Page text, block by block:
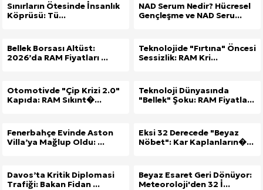
Sınırların Ötesinde İnsanlık
Köprüsü: Tü...
NAD Serum Nedir? Hücresel
Gençleşme ve NAD Seru...
Bellek Borsası Altüst:
2026’da RAM Fiyatları ...
Teknolojide "Fırtına" Öncesi
Sessizlik: RAM Kri...
Otomotivde "Çip Krizi 2.0"
Kapıda: RAM Sıkınt�...
Teknoloji Dünyasında
"Bellek" Şoku: RAM Fiyatla...
Fenerbahçe Evinde Aston
Villa’ya Mağlup Oldu: ...
Eksi 32 Derecede "Beyaz
Nöbet": Kar Kaplanların�...
Davos’ta Kritik Diplomasi
Trafiği: Bakan Fidan ...
Beyaz Esaret Geri Dönüyor:
Meteoroloji'den 32 İ...